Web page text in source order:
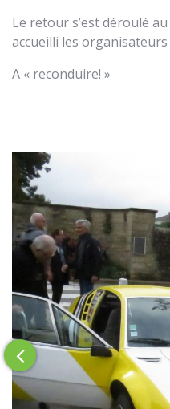
Le retour s’est déroulé
accueilli les
A « reconduire! »